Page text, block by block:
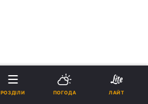
РОЗДІЛИ ПОГОДА ЛАЙТ